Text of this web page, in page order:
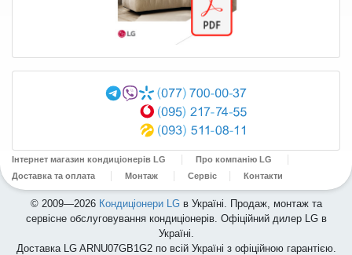
Інтернет магазин кондиціонерів LG
Про компанію LG
Доставка та оплата
Монтаж Сервіс Контакти
© 2009—2026 Кондиціонери LGв Україні. Продаж, монтаж та
сервісне обслуговування кондиціонерів. Офіційний дилер LG в
Україні.
Доставка LG ARNU07GB1G2 по всій Україні з офіційною гарантією.